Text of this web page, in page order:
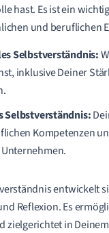
hast. Es ist ein
und beruflichen
Selbstverständnis:
inklusive Deiner
Selbstverständnis:
Kompetenzen
entwickelt
Reflexion. Es
zielgerichtet in